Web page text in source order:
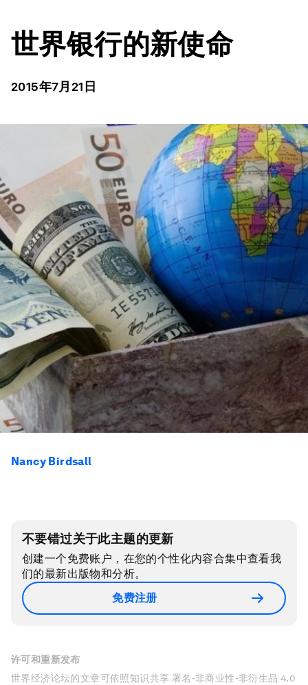
世界银行的新使命
2015年7月21日
Nancy Birdsall
不要错过关于此主题的更新
创建一个免费账户，在您的个性化内容合集中查看我
们的最新出版物和分析。
免费注册
许可和重新发布
世界经济论坛的文章可依照知识共享 署名-非商业性-非衍生品 4.0